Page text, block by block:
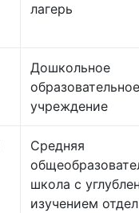
лагерь
Дошкольное
образовательное
учреждение
Средняя
школа с
изучением